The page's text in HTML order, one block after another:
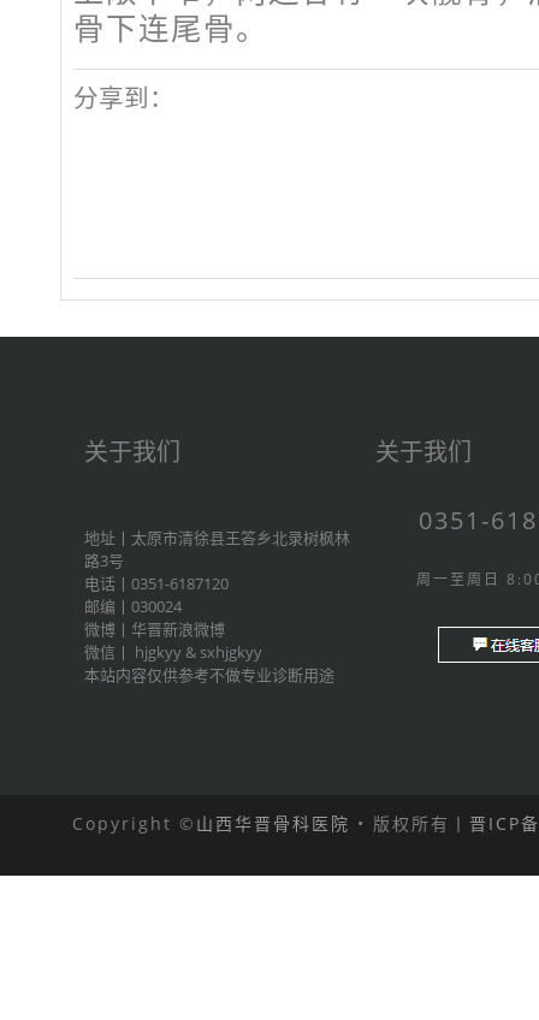
骨下连尾骨。
分享到：
关于我们
地址丨太原市清徐县王答乡北录树枫林
路3号
电话丨0351-6187120
邮编丨030024
微博丨 华晋新浪微博
微信丨 hjgkyy & sxhjgkyy
本站内容仅供参考不做专业诊断用途
关于我们
0351-
周一至周日
Copyright © 山西华晋骨科医院 • 版权所有丨 晋ICP